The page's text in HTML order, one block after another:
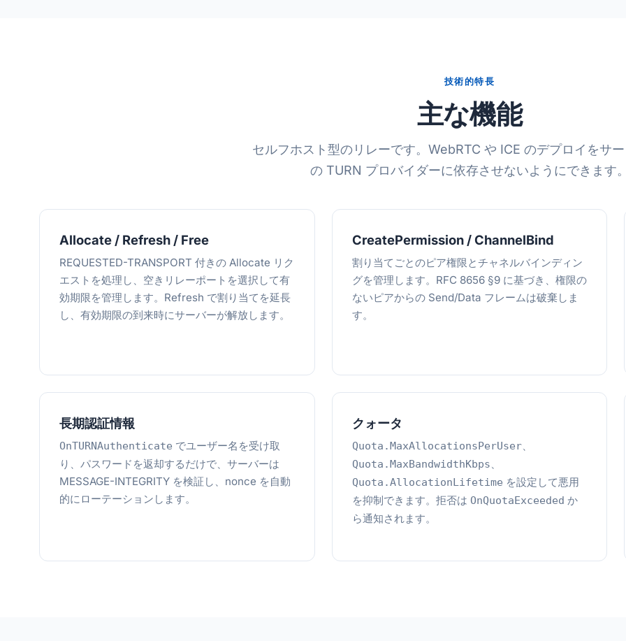
技術的特長
主な機能
セルフホスト型のリレーです。WebRTC や ICE のデプロイをサ
の TURN プロバイダーに依存させないようにできます。
Allocate / Refresh / Free
REQUESTED-TRANSPORT 付きの Allocate リク
エストを処理し、空きリレーポートを選択して有
効期限を管理します。Refresh で割り当てを延長
し、有効期限の到来時にサーバーが解放します。
CreatePermission / ChannelBind
割り当てごとのピア権限とチャネルバインディン
グを管理します。RFC 8656 §9 に基づき、権限の
ないピアからの Send/Data フレームは破棄しま
す。
長期認証情報
OnTURNAuthenticate でユーザー名を受け取
り、パスワードを返却するだけで、サーバーは
MESSAGE-INTEGRITY を検証し、nonce を自動
的にローテーションします。
クォータ
Quota.MaxAllocationsPerUser、
Quota.MaxBandwidthKbps、
Quota.AllocationLifetime を設定して悪用
を抑制できます。拒否は OnQuotaExceeded か
ら通知されます。